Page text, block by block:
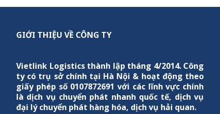
GIỚI THIỆU VỀ CÔNG TY
Vietlink Logisticsthành lập tháng 4/2014. Công
ty có trụ sở chính tại Hà Nội & hoạt động theo
giấy phép số 0107872691 với các lĩnh vực chính
là dịch vụ chuyển phát nhanh quốc tế, dịch vụ
đại lý chuyển phát hàng hóa, dịch vụ hải quan.